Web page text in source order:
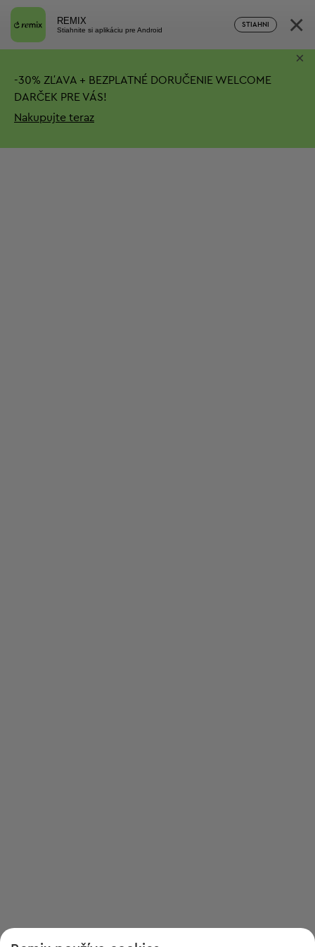
REMIX
Stiahnite si aplikáciu pre Android
STIAHNI ×
-30% ZĽAVA + BEZPLATNÉ DORUČENIE WELCOME
DARČEK PRE VÁS!
Nakupujte teraz
×